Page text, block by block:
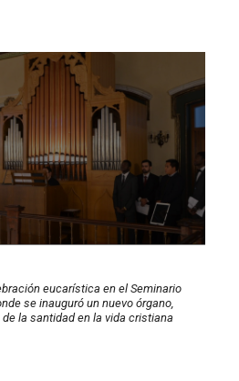
eucarística en el Seminario
se inauguró un nuevo órgano,
la santidad en la vida cristiana